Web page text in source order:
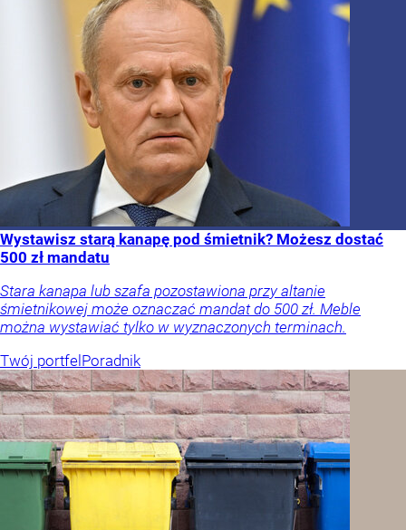
Wystawisz starą kanapę pod śmietnik? Możesz dostać
500 zł mandatu
Stara kanapa lub szafa pozostawiona przy altanie
śmietnikowej może oznaczać mandat do 500 zł. Meble
można wystawiać tylko w wyznaczonych terminach.
Twój portfel Poradnik